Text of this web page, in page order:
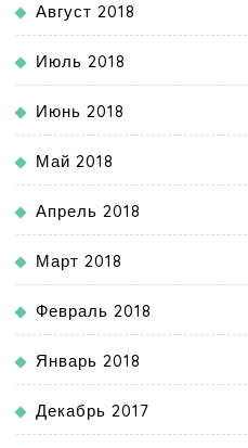
Август 2018
Июль 2018
Июнь 2018
Май 2018
Апрель 2018
Март 2018
Февраль 2018
Январь 2018
Декабрь 2017